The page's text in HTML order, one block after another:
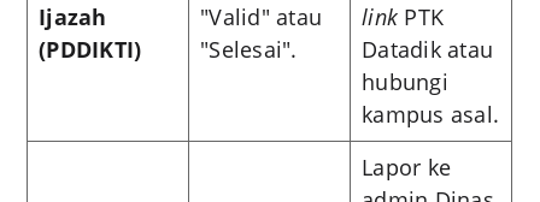
Ijazah
(PDDIKTI)
"Valid" atau
"Selesai".
link PTK
Datadik atau
hubungi
kampus asal.
Lapor ke